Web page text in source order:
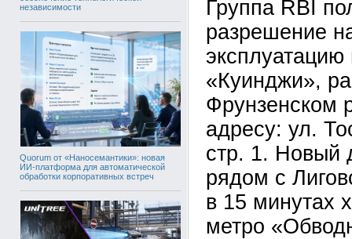
независимости
Quorum от «Наносемантики»: новая
ИИ-платформа для автоматической
обработки корпоративных встреч
Группа RBI
разрешение
эксплуатацию
«Куинджи»,
Фрунзенском
адресу: ул.
стр. 1. Новый
рядом с
в 15 минутах
метро